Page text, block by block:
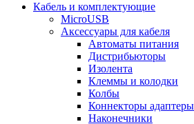
Кабель и комплектующие
MicroUSB
Аксессуары для кабеля
Автоматы питания
Дистрибьюторы
Изолента
Клеммы и колодки
Колбы
Коннекторы
Наконечники